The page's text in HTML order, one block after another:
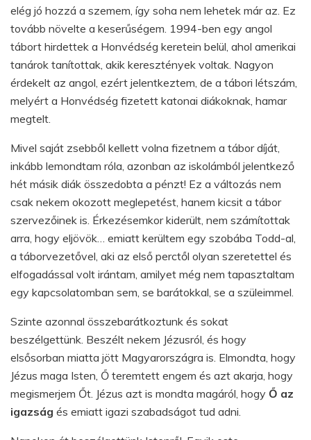
elég jó hozzá a szemem, így soha nem lehetek már az. Ez
tovább növelte a keserűségem. 1994-ben egy angol
tábort hirdettek a Honvédség keretein belül, ahol amerikai
tanárok tanítottak, akik keresztények voltak. Nagyon
érdekelt az angol, ezért jelentkeztem, de a tábori létszám,
melyért a Honvédség fizetett katonai diákoknak, hamar
megtelt.
Mivel saját zsebből kellett volna fizetnem a tábor díját,
inkább lemondtam róla, azonban az iskolámból jelentkező
hét másik diák összedobta a pénzt! Ez a változás nem
csak nekem okozott meglepetést, hanem kicsit a tábor
szervezőinek is. Érkezésemkor kiderült, nem számítottak
arra, hogy eljövök… emiatt kerültem egy szobába Todd-al,
a táborvezetővel, aki az első perctől olyan szeretettel és
elfogadással volt irántam, amilyet még nem tapasztaltam
egy kapcsolatomban sem, se barátokkal, se a szüleimmel.
Szinte azonnal összebarátkoztunk és sokat
beszélgettünk. Beszélt nekem Jézusról, és hogy
elsősorban miatta jött Magyarországra is. Elmondta, hogy
Jézus maga Isten, Ő teremtett engem és azt akarja, hogy
megismerjem Őt. Jézus azt is mondta magáról, hogy Ő az
igazság és emiatt igazi szabadságot tud adni.